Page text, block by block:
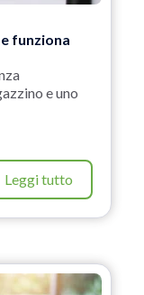
funziona
e uno
Leggi tutto